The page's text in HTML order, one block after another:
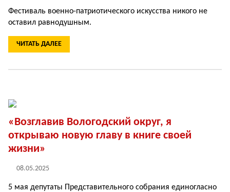
Фестиваль военно-патриотического искусства никого не
оставил равнодушным.
ЧИТАТЬ ДАЛЕЕ
«Возглавив Вологодский округ, я
открываю новую главу в книге своей
жизни»
08.05.2025
5 мая депутаты Представительного собрания единогласно